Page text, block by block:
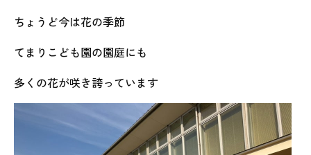
ちょうど今は花の季節
てまりこども園の園庭にも
多くの花が咲き誇っています